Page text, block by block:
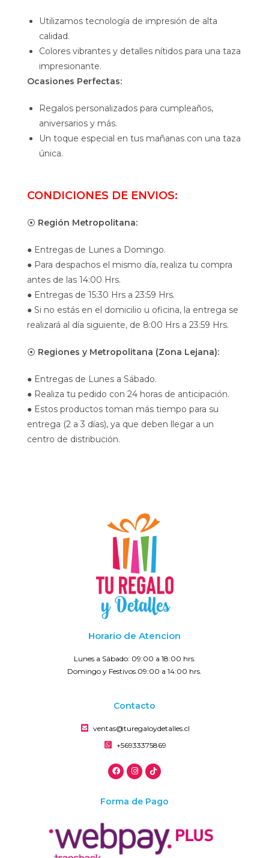
Utilizamos tecnología de impresión de alta
calidad.
Colores vibrantes y detalles nítidos para una taza
impresionante.
Ocasiones Perfectas:
Regalos personalizados para cumpleaños,
aniversarios y más.
Un toque especial en tus mañanas con una taza
única.
CONDICIONES DE ENVIOS:
⦿ Región Metropolitana:
● Entregas de Lunes a Domingo.
● Para despachos el mismo día, realiza tu compra
antes de las 14:00 Hrs.
● Entregas de 15:30 Hrs a 23:59 Hrs.
● Si no estás en el domicilio u oficina, la entrega se
realizará al día siguiente, de 8:00 Hrs a 23:59 Hrs.
⦿ Regiones y Metropolitana (Zona Lejana):
● Entregas de Lunes a Sábado.
● Realiza tu pedido con 24 horas de anticipación.
● Estos productos toman más tiempo para su
entrega (2 a 3 días), ya que deben llegar a un
centro de distribución.
Horario de Atencion
Lunes a Sábado: 09:00 a 18:00 hrs.
Domingo y Festivos 09:00 a 14:00 hrs.
Contacto
ventas@turegaloydetalles.cl
+56933375869
Forma de Pago